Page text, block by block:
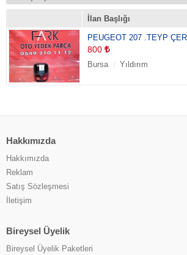
Kaset Adaptörü (0)
Pandizot (0)
Sigortalık (0)
Uzaktan Kumanda
İlan Başlığı
PEUGEOT 207 .TEYP
800
Bursa Yıldırım
Hakkımızda
Hakkımızda
Reklam
Satış Sözleşmesi
İletişim
Bireysel Üyelik
Bireysel Üyelik Paketleri